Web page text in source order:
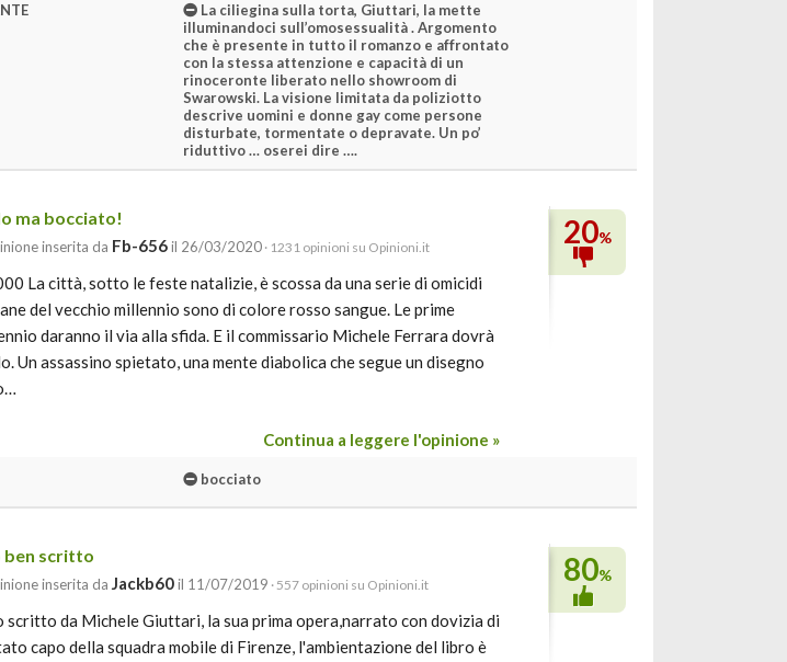
La ciliegina sulla torta, Giuttari, la mette
illuminandoci sull’omosessualità . Argomento
che è presente in tutto il romanzo e affrontato
con la stessa attenzione e capacità di un
rinoceronte liberato nello showroom di
Swarowski. La visione limitata da poliziotto
descrive uomini e donne gay come persone
disturbate, tormentate o depravate. Un po’
riduttivo … oserei dire ….
ma bocciato!
inserita da Fb-656il 26/03/2020 · 1231 opinioni su Opinioni.it
La città, sotto le feste natalizie, è scossa da una serie di omicidi
del vecchio millennio sono di colore rosso sangue. Le prime
daranno il via alla sfida. E il commissario Michele Ferrara dovrà
Un assassino spietato, una mente diabolica che segue un disegno
Continua a leggere l'opinione »
20%
bocciato
ben scritto
inserita da Jackb60il 11/07/2019 · 557 opinioni su Opinioni.it
scritto da Michele Giuttari, la sua prima opera,narrato con dovizia di
capo della squadra mobile di Firenze, l'ambientazione del libro è
80%